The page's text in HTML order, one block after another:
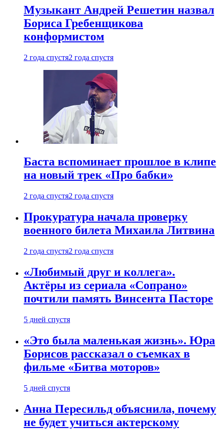
Музыкант Андрей Решетин назвал
Бориса Гребенщикова
конформистом
2 года спустя2 года спустя
Баста вспоминает прошлое в клипе
на новый трек «Про бабки»
2 года спустя2 года спустя
Прокуратура начала проверку
военного билета Михаила Литвина
2 года спустя2 года спустя
«Любимый друг и коллега».
Актёры из сериала «Сопрано»
почтили память Винсента Пасторе
5 дней спустя
«Это была маленькая жизнь». Юра
Борисов рассказал о съемках в
фильме «Битва моторов»
5 дней спустя
Анна Пересильд объяснила, почему
не будет учиться актерскому